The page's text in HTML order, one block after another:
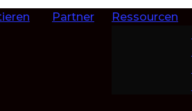
Partner
Ressourcen